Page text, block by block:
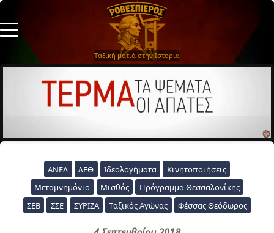
Ταξική ματιά στην Ιστορία
ΑΝΕΛ ΔΕΘ Ιδεολογήματα
Κινητοποιήσεις
Μεταμνημόνιο
Μισθός
Πρόγραμμα Θεσσαλονίκης
ΣΕΒ
ΣΣΕ ΣΥΡΙΖΑ Ταξικός Αγώνας Φέσσας Θεόδωρος